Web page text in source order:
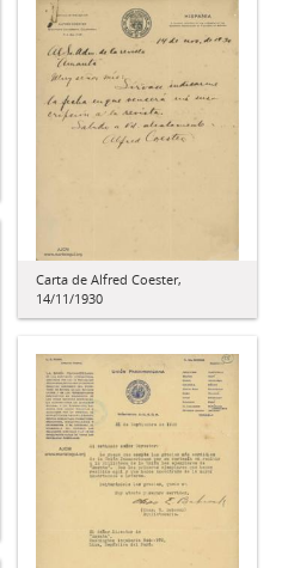
Carta de Alfred Coester,
14/11/1930